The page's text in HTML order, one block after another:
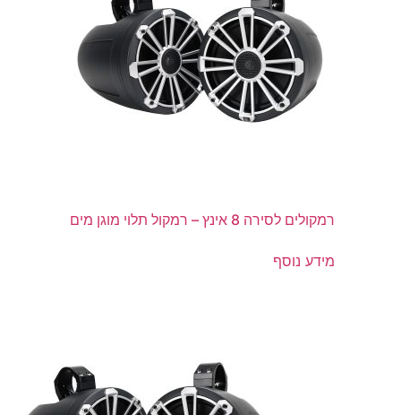
רמקולים לסירה 8 אינץ – רמקול תלוי מוגן מים
מידע נוסף